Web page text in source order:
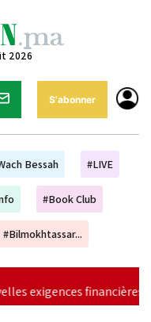
2026
S'abonner
Bessah #LIVE
#Book Club
#Bilmokhtassar...
pour les étudiants